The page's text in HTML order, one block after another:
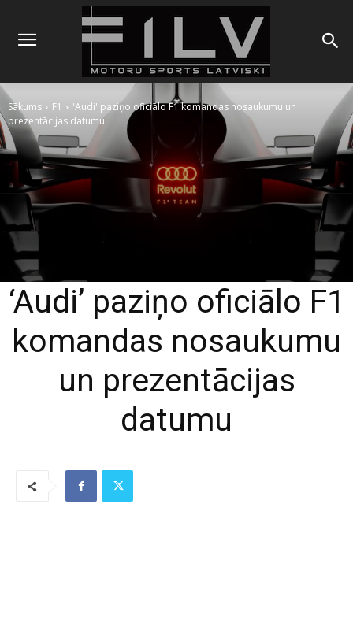
Sākums F1
'Audi' paziņo oficiālo F1 komandas nosaukumu un
prezentācijas datumu
‘Audi’ paziņo oficiālo F1
komandas nosaukumu
un prezentācijas
datumu